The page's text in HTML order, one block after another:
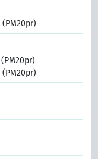
(PM20pr)
(PM20pr)
(PM20pr)